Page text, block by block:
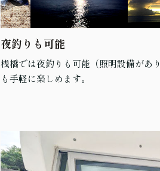
夜釣りも可能
桟橋では夜釣りも可能（照明設備があ
も手軽に楽しめます。